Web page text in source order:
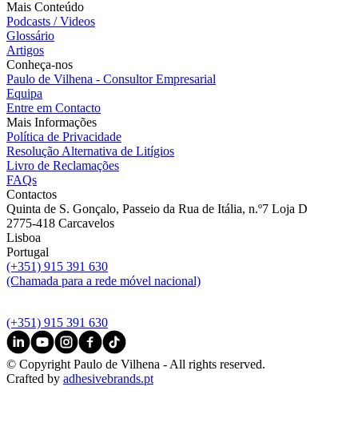
Mais Conteúdo
Podcasts / Videos
Glossário
Artigos
Conheça-nos
Paulo de Vilhena - Consultor Empresarial
Equipa
Entre em Contacto
Mais Informações
Política de Privacidade
Resolução Alternativa de Litígios
Livro de Reclamações
FAQs
Contactos
Quinta de S. Gonçalo, Passeio da Rua de Itália, n.º7 Loja D
2775-418 Carcavelos
Lisboa
Portugal
(+351) 915 391 630
(Chamada para a rede móvel nacional)
(+351) 915 391 630
© Copyright Paulo de Vilhena - All rights reserved.
Crafted by adhesivebrands.pt